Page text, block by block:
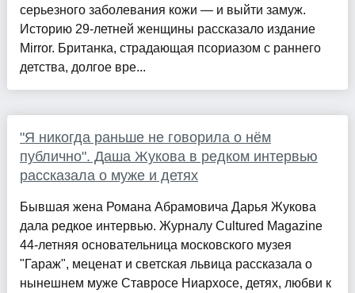
серьезного заболевания кожи — и выйти замуж.
Историю 29-летней женщины рассказало издание
Mirror. Британка, страдающая псориазом с раннего
детства, долгое вре...
"Я никогда раньше не говорила о нём
публично". Даша Жукова в редком интервью
рассказала о муже и детях
Бывшая жена Романа Абрамовича Дарья Жукова
дала редкое интервью. Журналу Cultured Magazine
44-летняя основательница московского музея
"Гараж", меценат и светская львица рассказала о
нынешнем муже Ставросе Ниархосе, детях, любви к